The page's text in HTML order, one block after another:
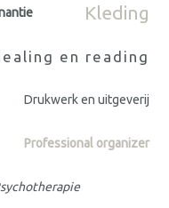
Kleding
en reading
Drukwerk en uitgeverij
Professional organizer